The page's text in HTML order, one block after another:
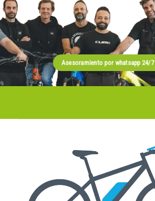
Asesoramiento por whatsapp 24/7